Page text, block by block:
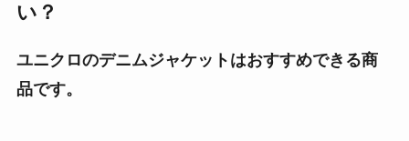
い？
ユニクロのデニムジャケットはおすすめできる商
品です。